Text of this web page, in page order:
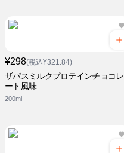
¥298(税込¥321.84)
ザパスミルクプロテインチョコレ
ート風味
200ml